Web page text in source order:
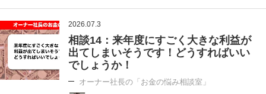
2026.07.3
相談14：来年度にすごく大きな利益が
出てしまいそうです！どうすればいい
でしょうか！
オーナー社長の「お金の悩み相談室」